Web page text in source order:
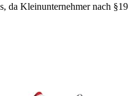
da Kleinunternehmer nach §19